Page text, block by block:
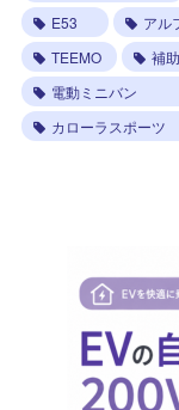
E53
アル
TEEMO
補
電動ミニバン
カローラスポーツ